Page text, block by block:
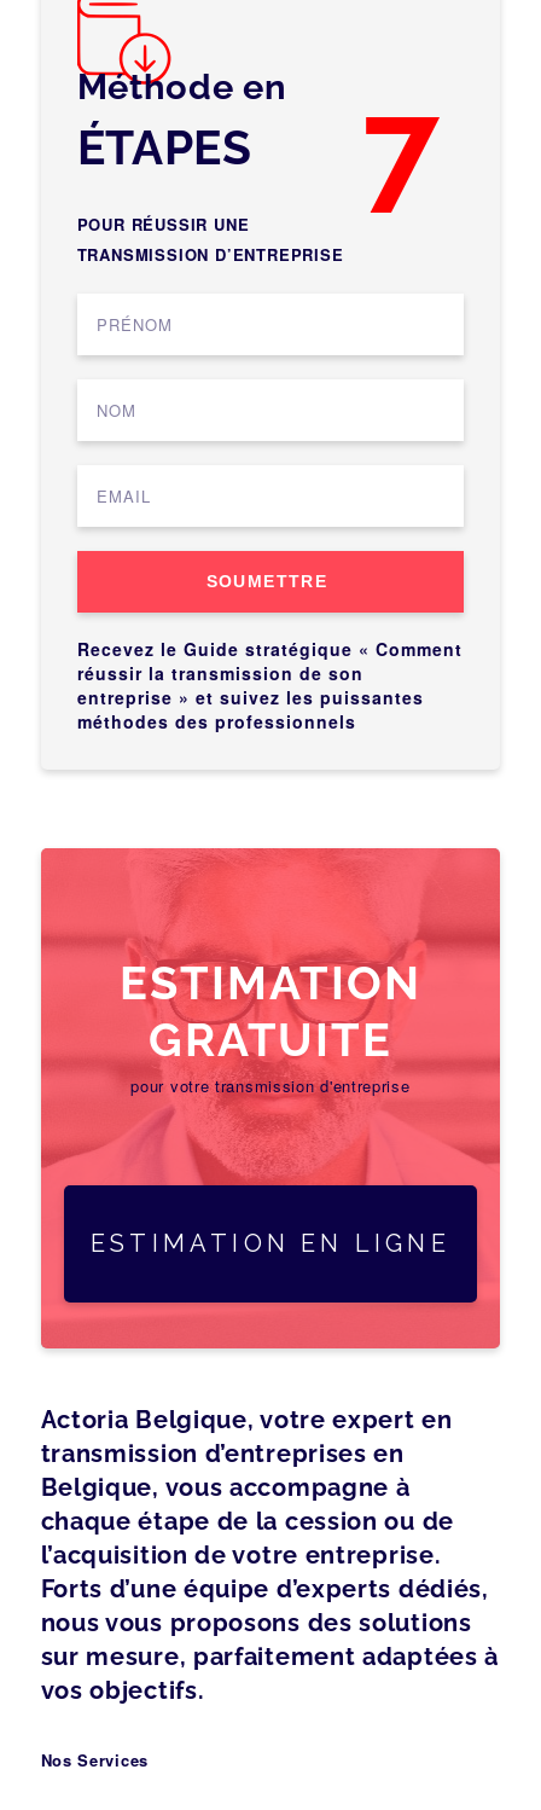
Méthode en 7
ÉTAPES
POUR RÉUSSIR UNE
TRANSMISSION D’ENTREPRISE
SOUMETTRE
Recevez le Guide stratégique « Comment
réussir la transmission de son
entreprise » et suivez les puissantes
méthodes des professionnels
ESTIMATION
GRATUITE
pour votre transmission d'entreprise
ESTIMATION EN LIGNE
Actoria Belgique, votre expert en
transmission d’entreprises en
Belgique, vous accompagne à
chaque étape de la cession ou de
l’acquisition de votre entreprise.
Forts d’une équipe d’experts dédiés,
nous vous proposons des solutions
sur mesure, parfaitement adaptées à
vos objectifs.
Nos Services